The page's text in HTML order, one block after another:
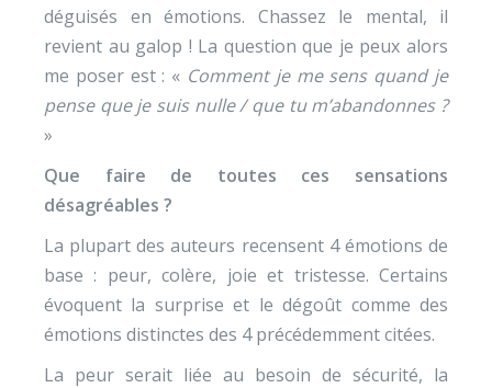
déguisés en émotions. Chassez le mental, il
revient au galop ! La question que je peux alors
me poser est : « Comment je me sens quand je
pense que je suis nulle / que tu m’abandonnes ?
»
Que faire de toutes ces sensations
désagréables ?
La plupart des auteurs recensent 4 émotions de
base : peur, colère, joie et tristesse. Certains
évoquent la surprise et le dégoût comme des
émotions distinctes des 4 précédemment citées.
La peur serait liée au besoin de sécurité, la